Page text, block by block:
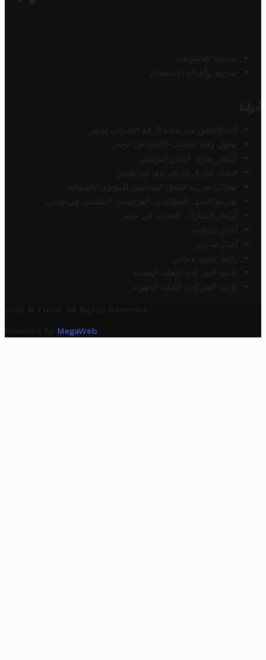
سياسة الخصوصية
شروط وأحكام الاستخدام
أدواتنا
أداة التحقق من صحة الرقم الضريبي تونس
محول رقم الحساب الآيبان في تونس
أسعار صرف الدينار التونسي
البحث عن الرمز البريدي في تونس
محاكي ضريبة الدخل الشخصي للموظف/المتقاعد
ضريبة الدخل للمتقاعدين الفرنسيين المقيمين في تونس
أسعار السيارات الجديدة في تونس
أخبار تروفيت
أخبار تونس
رابط خلفي مجاني
قائمة الشركات الأهلية المحلية
قائمة الشركات الأهلية الجهوية
2025 © Trovit. All Rights Reserved.
Powered By MegaWeb